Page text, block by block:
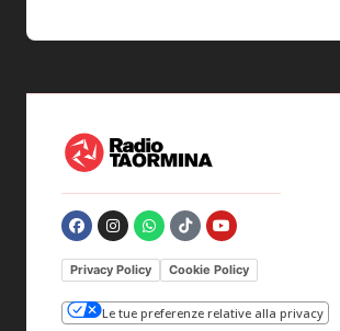
Privacy Policy Cookie Policy
Le tue preferenze relative alla privacy